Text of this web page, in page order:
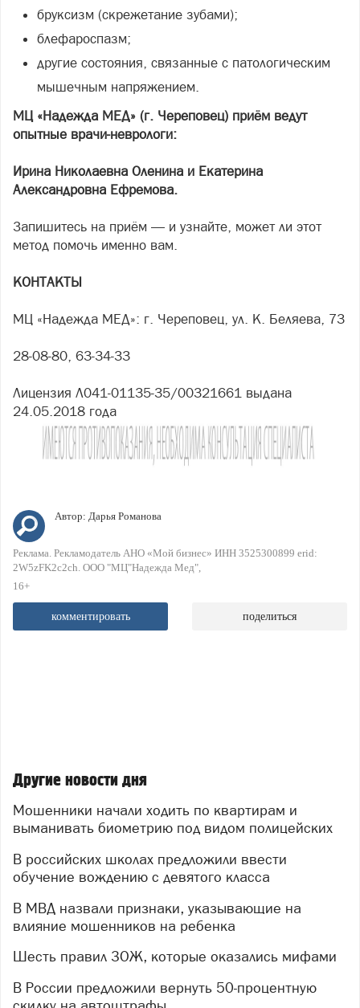
бруксизм (скрежетание зубами);
блефароспазм;
другие состояния, связанные с патологическим
мышечным напряжением.
МЦ «Надежда МЕД» (г. Череповец) приём ведут
опытные врачи-неврологи:
Ирина Николаевна Оленина и Екатерина
Александровна Ефремова.
Запишитесь на приём — и узнайте, может ли этот
метод помочь именно вам.
КОНТАКТЫ
МЦ «Надежда МЕД»: г. Череповец, ул. К. Беляева, 73
28-08-80, 63-34-33
Лицензия Л041-01135-35/00321661 выдана
24.05.2018 года
Автор: Дарья Романова
Реклама. Рекламодатель АНО «Мой бизнес» ИНН 3525300899 erid:
2W5zFK2c2ch. ООО "МЦ"Надежда Мед"
16+
комментировать поделиться
Другие новости дня
Мошенники начали ходить по квартирам и
выманивать биометрию под видом полицейских
В российских школах предложили ввести
обучение вождению с девятого класса
В МВД назвали признаки, указывающие на
влияние мошенников на ребенка
Шесть правил ЗОЖ, которые оказались мифами
В России предложили вернуть 50-процентную